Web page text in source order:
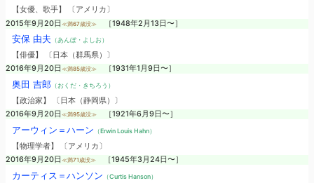
【女優、歌手】 〔アメリカ〕
2015年9月20日 ≪満67歳没≫ ［1948年2月13日〜］
安保 由夫 （あんぼ・よしお）
【俳優】 〔日本（群馬県）〕
2016年9月20日 ≪満85歳没≫ ［1931年1月9日〜］
奥田 吉郎（おくだ・きちろう）
【政治家】 〔日本（静岡県）〕
2016年9月20日 ≪満95歳没≫ ［1921年6月9日〜］
アーウィン＝ハーン （Erwin Louis Hahn）
【物理学者】 〔アメリカ〕
2016年9月20日 ≪満71歳没≫ ［1945年3月24日〜］
カーティス＝ハンソン （Curtis Hanson）